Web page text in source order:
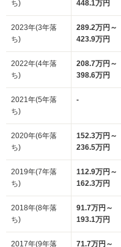
ち)
448.1万円
2023年(3年落
ち)
289.2万円～
423.9万円
2022年(4年落
ち)
208.7万円～
398.6万円
2021年(5年落
ち)
-
2020年(6年落
ち)
152.3万円～
236.5万円
2019年(7年落
ち)
112.9万円～
162.3万円
2018年(8年落
ち)
91.7万円～
193.1万円
2017年(9年落
71.7万円～